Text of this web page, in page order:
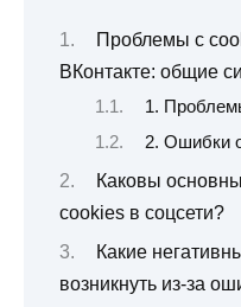
Проблемы с
ВКонтакте: общие
1.
2. Ошибки
Каковы
cookies в соцсети?
Какие
возникнуть из-за